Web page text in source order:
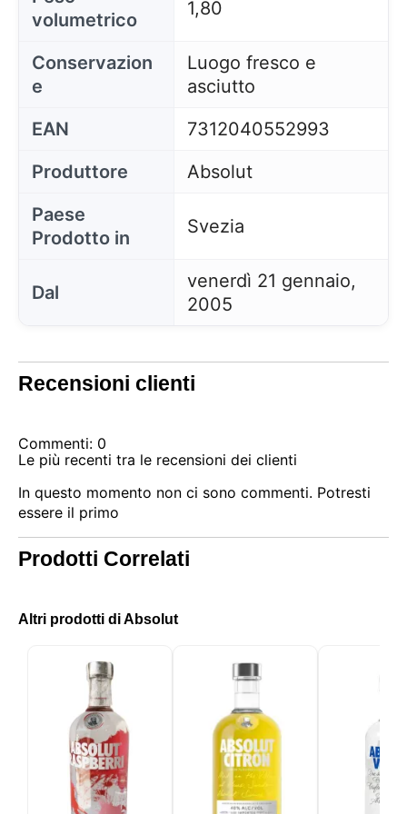
volumetrico
1,80
Conservazion
e
Luogo fresco e
asciutto
EAN
7312040552993
Produttore
Absolut
Paese
Prodotto in
Svezia
Dal
venerdì 21 gennaio,
2005
Recensioni clienti
Commenti: 0
Le più recenti tra le recensioni dei clienti
In questo momento non ci sono commenti. Potresti
essere il primo
Prodotti Correlati
Altri prodotti di Absolut
Questo sito utilizza i cookie
Il nostro sito utilizza cookie che possono leggere,
memorizzare e scrivere informazioni sul tuo browser